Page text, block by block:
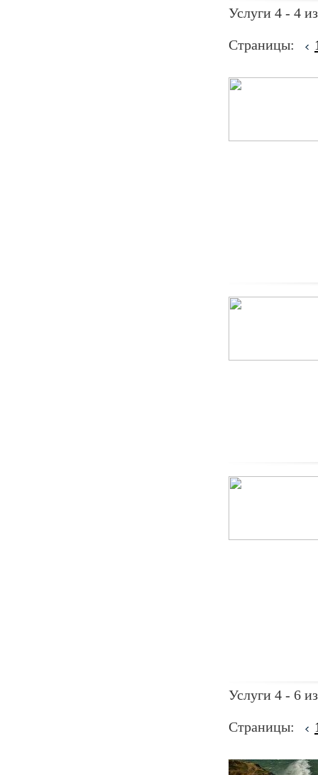
Услуги 4 - 4
Страницы:
Услуги 4 - 6
Страницы: